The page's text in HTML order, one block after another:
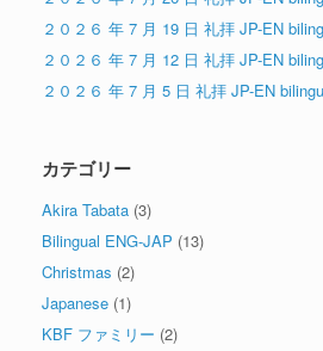
２０２６ 年 7 月 19 日 礼拝 JP-EN
２０２６ 年 7 月 12 日 礼拝 JP-EN
２０２６ 年 7 月 5 日 礼拝 JP-EN
カテゴリー
Akira Tabata (3)
Bilingual ENG-JAP (13)
Christmas (2)
Japanese (1)
KBF ファミリー (2)